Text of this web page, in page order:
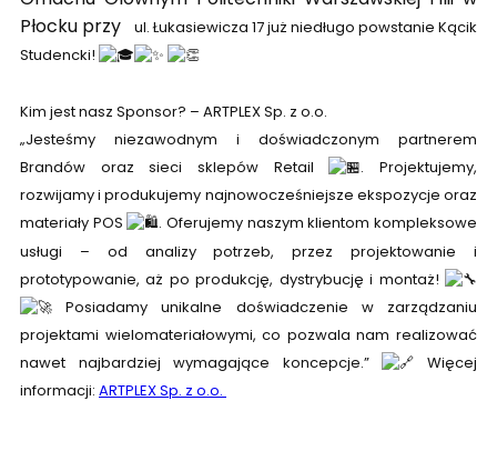
Płocku przy
ul. Łukasiewicza 17 już niedługo powstanie Kącik
Studencki!
Kim jest nasz Sponsor? – ARTPLEX Sp. z o.o.
„Jesteśmy niezawodnym i doświadczonym partnerem
Brandów oraz sieci sklepów Retail
. Projektujemy,
rozwijamy i produkujemy najnowocześniejsze ekspozycje oraz
materiały POS
. Oferujemy naszym klientom kompleksowe
usługi – od analizy potrzeb, przez projektowanie i
prototypowanie, aż po produkcję, dystrybucję i montaż!
Posiadamy unikalne doświadczenie w zarządzaniu
projektami wielomateriałowymi, co pozwala nam realizować
nawet najbardziej wymagające koncepcje.”
Więcej
informacji: ARTPLEX Sp. z o.o.